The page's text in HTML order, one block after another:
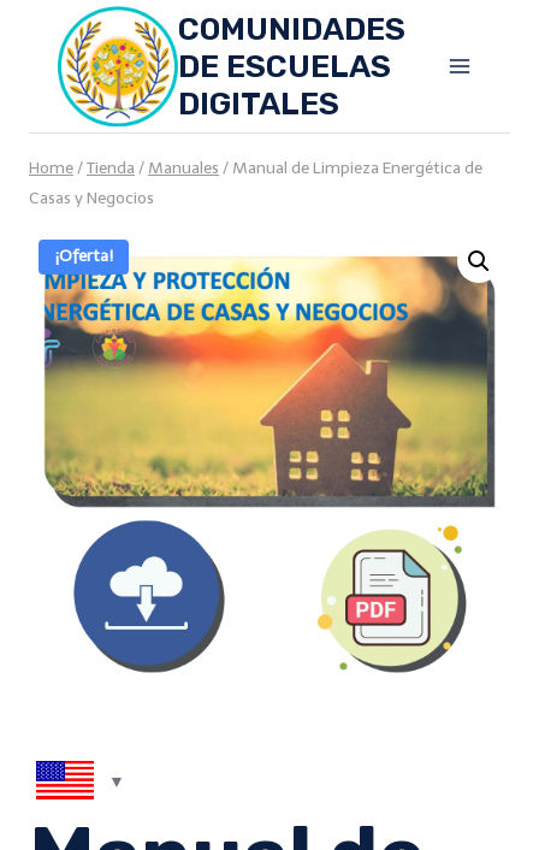
content
COMUNIDADES
DE ESCUELAS
DIGITALES
Home/Tienda / Manuales / Manual de Limpieza Energética de
Casas y Negocios
¡Oferta!